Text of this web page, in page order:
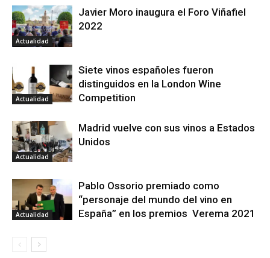
Actualidad
Javier Moro inaugura el Foro Viñafiel
2022
Actualidad
Siete vinos españoles fueron
distinguidos en la London Wine
Competition
Actualidad
Madrid vuelve con sus vinos a Estados
Unidos
Actualidad
Pablo Ossorio premiado como
“personaje del mundo del vino en
España” en los premios Verema 2021